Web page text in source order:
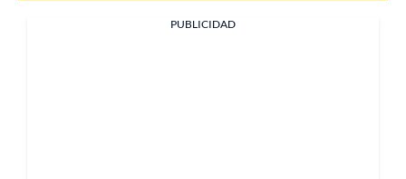
PUBLICIDAD